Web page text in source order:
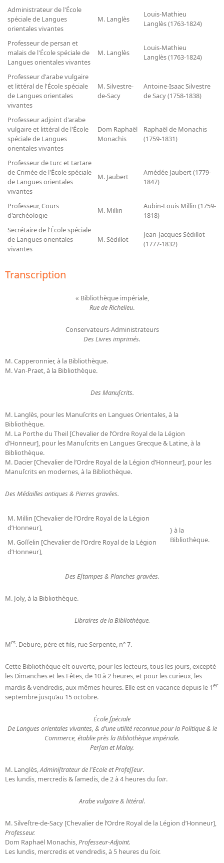
Administrateur de l'École
spéciale de Langues
orientales vivantes
M. Langlès
Louis-Mathieu
Langlès (1763-1824)
Professeur de persan et
malais de l'École spéciale de
Langues orientales vivantes
M. Langlès
Louis-Mathieu
Langlès (1763-1824)
Professeur d'arabe vulgaire
et littéral de l'École spéciale
de Langues orientales
vivantes
M. Silvestre-
de-Sacy
Antoine-Isaac Silvestre
de Sacy (1758-1838)
Professeur adjoint d'arabe
vulgaire et littéral de l'École
spéciale de Langues
orientales vivantes
Dom Raphaël
Monachis
Raphaël de Monachis
(1759-1831)
Professeur de turc et tartare
de Crimée de l'École spéciale
de Langues orientales
vivantes
M. Jaubert
Amédée Jaubert (1779-
1847)
Professeur, Cours
d'archéologie
M. Millin
Aubin-Louis Millin (1759-
1818)
Secrétaire de l'École spéciale
de Langues orientales
vivantes
M. Sédillot
Jean-Jacques Sédillot
(1777-1832)
Transcription
« Bibliothèque impériale,
Rue de Richelieu.
Conservateurs-Administrateurs
Des Livres imprimés.
M. Capperonnier, à la Bibliothèque.
M. Van-Praet, à la Bibliothèque.
Des Manuſcrits.
M. Langlès, pour les Manuſcrits en Langues Orientales, à la
Bibliothèque.
M. La Porthe du Theil [Chevalier de l’Ordre Royal de la Légion
d’Honneur], pour les Manuſcrits en Langues Grecque & Latine, à la
Bibliothèque.
M. Dacier [Chevalier de l’Ordre Royal de la Légion d’Honneur], pour les
Manuſcrits en modernes, à la Bibliothèque.
Des Médailles antiques & Pierres gravées.
M. Millin [Chevalier de l’Ordre Royal de la Légion
d’Honneur],
} à la
Bibliothèque.
M. Goſſelin [Chevalier de l’Ordre Royal de la Légion
d’Honneur],
Des Eſtampes & Planches gravées.
M. Joly, à la Bibliothèque.
Libraires de la Bibliothèque.
Mrs. Debure, père et fils, rue Serpente, n° 7.
Cette Bibliothèque eſt ouverte, pour les lecteurs, tous les jours, excepté
les Dimanches et les Fêtes, de 10 à 2 heures, et pour les curieux, les
mardis & vendredis, aux mêmes heures. Elle est en vacance depuis le 1er
septembre jusqu’au 15 octobre.
École ſpéciale
De Langues orientales vivantes, & d’une utilité reconnue pour la Politique & le
Commerce, établie près la Bibliothèque impériale.
Perſan et Malay.
M. Langlès,Adminiſtrateur de l'Ecole et Profeſſeur.
Les lundis, mercredis & ſamedis, de 2 à 4 heures du ſoir.
Arabe vulgaire & littéral.
M. Silveſtre-de-Sacy [Chevalier de l’Ordre Royal de la Légion d’Honneur],
Professeur.
Dom Raphaël Monachis,Professeur-Adjoint.
Les lundis, mercredis et vendredis, à 5 heures du ſoir.